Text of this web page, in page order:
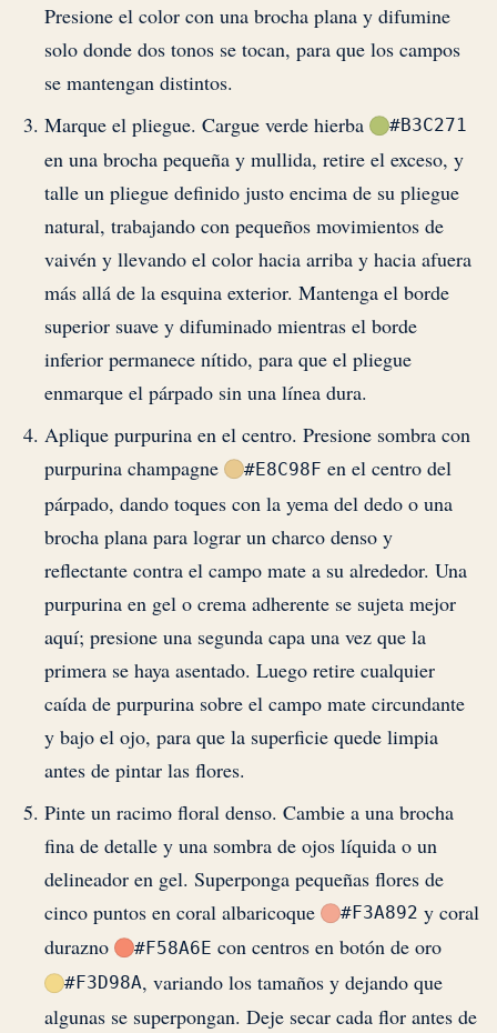
Presione el color con una brocha plana y difumine
solo donde dos tonos se tocan, para que los campos
se mantengan distintos.
Marque el pliegue. Cargue verde hierba
#B3C271
en una brocha pequeña y mullida, retire el exceso, y
talle un pliegue definido justo encima de su pliegue
natural, trabajando con pequeños movimientos de
vaivén y llevando el color hacia arriba y hacia afuera
más allá de la esquina exterior. Mantenga el borde
superior suave y difuminado mientras el borde
inferior permanece nítido, para que el pliegue
enmarque el párpado sin una línea dura.
Aplique purpurina en el centro. Presione sombra con
purpurina champagne
#E8C98F en el centro del
párpado, dando toques con la yema del dedo o una
brocha plana para lograr un charco denso y
reflectante contra el campo mate a su alrededor. Una
purpurina en gel o crema adherente se sujeta mejor
aquí; presione una segunda capa una vez que la
primera se haya asentado. Luego retire cualquier
caída de purpurina sobre el campo mate circundante
y bajo el ojo, para que la superficie quede limpia
antes de pintar las flores.
Pinte un racimo floral denso. Cambie a una brocha
fina de detalle y una sombra de ojos líquida o un
delineador en gel. Superponga pequeñas flores de
cinco puntos en coral albaricoque
#F3A892 y coral
durazno
#F58A6E con centros en botón de oro
#F3D98A, variando los tamaños y dejando que
algunas se superpongan. Deje secar cada flor antes de